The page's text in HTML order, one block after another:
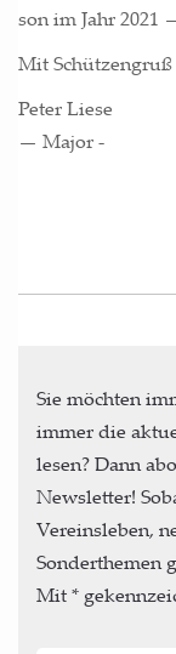
son im Jahr 2021
Mit Schüt­zen­gruß
Peter Lie­se
— Major -
Sie möchten
immer die
lesen? Dann
Newsletter!
Vereinsleben,
Sonderthemen
Mit *